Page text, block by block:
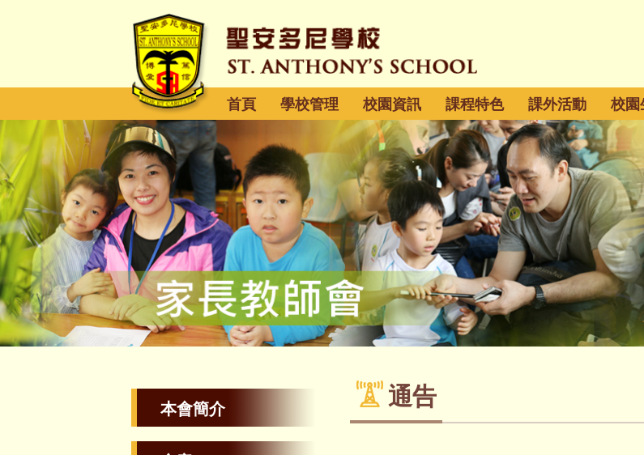
首頁 學校管理 校園資訊 課程特色 課外活動 校園
本會簡介 通告